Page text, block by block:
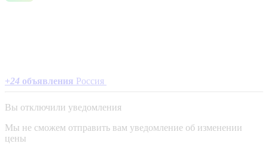
+24 объявления Россия
Вы отключили уведомления
Мы не сможем отправить вам уведомление об изменении
цены